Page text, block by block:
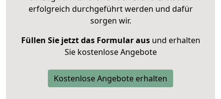
erfolgreich durchgeführt werden und dafür
sorgen wir.
Füllen Sie jetzt das Formular ausund erhalten
Sie kostenlose Angebote
Kostenlose Angebote erhalten